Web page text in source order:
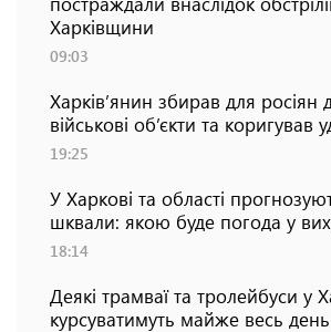
Харківщини
09:03
Харків’янин збирав для росіян
військові об’єкти та коригував
19:25
У Харкові та області
шквали: якою буде погода у
18:14
Деякі трамваї та тролейбуси у
курсуватимуть майже весь день